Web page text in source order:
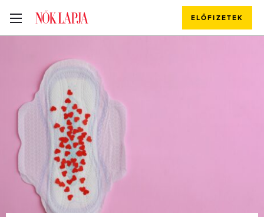
ELŐFIZETEK